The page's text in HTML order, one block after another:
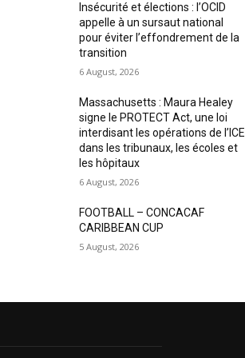
Insécurité et élections : l’OCID
appelle à un sursaut national
pour éviter l’effondrement de la
transition
6 August, 2026
Massachusetts : Maura Healey
signe le PROTECT Act, une loi
interdisant les opérations de l’ICE
dans les tribunaux, les écoles et
les hôpitaux
6 August, 2026
FOOTBALL – CONCACAF
CARIBBEAN CUP
5 August, 2026